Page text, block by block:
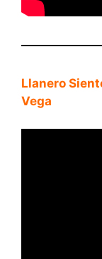
Llanero
Vega